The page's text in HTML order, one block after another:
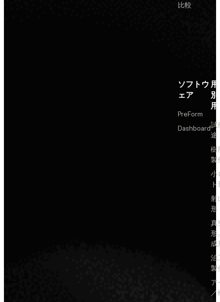
比較
ソフトウ
ェア
PreForm
Dashboard試
途
樹
製
小
射
形
真
形
成
治
製
ア
／